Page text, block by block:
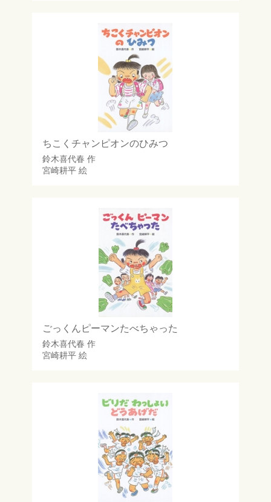
ちこくチャンピオンのひみつ
鈴木喜代春 作
宮崎耕平絵
ごっくんピーマンたべちゃった
鈴木喜代春 作
宮崎耕平絵